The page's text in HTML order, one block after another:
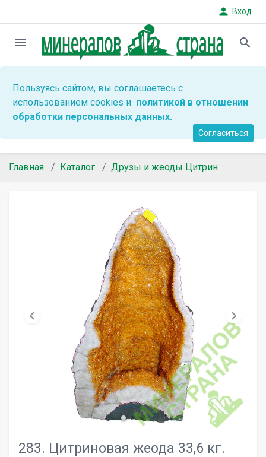
person Вход
menu search
Пользуясь сайтом, вы соглашаетесь с
использованием cookies и политикой в отношении
обработки персональных данных.
Согласиться
Главная Каталог Друзы и жеоды Цитрин
chevron_left chevron_right
283. Цитриновая жеода 33,6 кг.